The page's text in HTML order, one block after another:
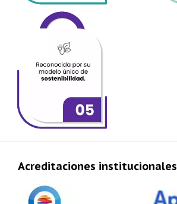
Acreditaciones institucionales